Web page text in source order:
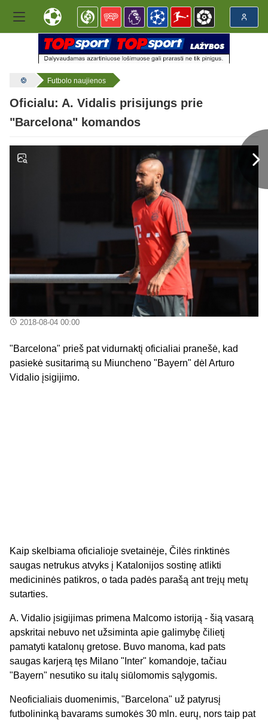
Futbolo naujienos
Oficialu: A. Vidalis prisijungs prie
"Barcelona" komandos
2018-08-04 00:00
"Barcelona" prieš pat vidurnaktį oficialiai pranešė, kad
pasiekė susitarimą su Miuncheno "Bayern" dėl Arturo
Vidalio įsigijimo.
Kaip skelbiama oficialioje svetainėje, Čilės rinktinės
saugas netrukus atvyks į Katalonijos sostinę atlikti
medicininės patikros, o tada padės parašą ant trejų metų
sutarties.
A. Vidalio įsigijimas primena Malcomo istoriją - šią vasarą
apskritai nebuvo net užsiminta apie galimybę čilietį
pamatyti katalonų gretose. Buvo manoma, kad pats
saugas karjerą tęs Milano "Inter" komandoje, tačiau
"Bayern" nesutiko su italų siūlomomis sąlygomis.
Neoficialiais duomenimis, "Barcelona" už patyrusį
futbolininką bavarams sumokės 30 mln. eurų, nors taip pat